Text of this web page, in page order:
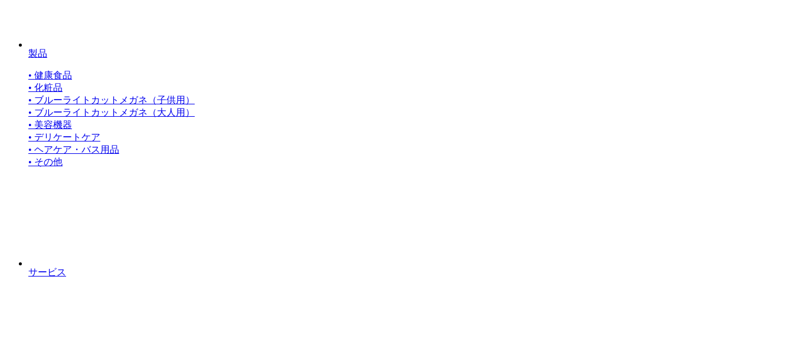
製品
• 健康食品
• 化粧品
• ブルーライトカットメガネ（子供用）
• ブルーライトカットメガネ（大人用）
• 美容機器
• デリケートケア
• ヘアケア・バス用品
• その他
サービス